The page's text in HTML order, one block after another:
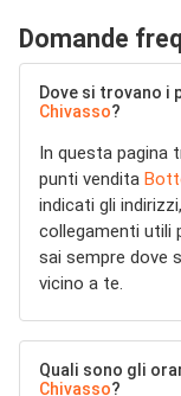
Domande
Dove si trovano i
Chivasso?
In questa pagina
punti vendita
indicati gli
collegamenti utili
sai sempre dove
vicino a te.
Quali sono gli
Chivasso?